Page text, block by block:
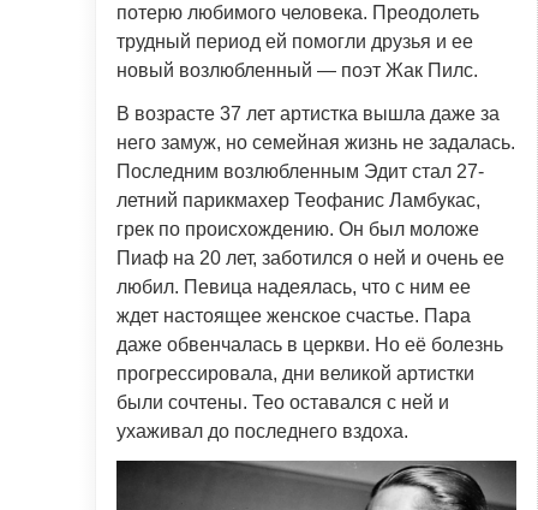
потерю любимого человека. Преодолеть
трудный период ей помогли друзья и ее
новый возлюбленный — поэт Жак Пилс.
В возрасте 37 лет артистка вышла даже за
него замуж, но семейная жизнь не задалась.
Последним возлюбленным Эдит стал 27-
летний парикмахер Теофанис Ламбукас,
грек по происхождению. Он был моложе
Пиаф на 20 лет, заботился о ней и очень ее
любил. Певица надеялась, что с ним ее
ждет настоящее женское счастье. Пара
даже обвенчалась в церкви. Но её болезнь
прогрессировала, дни великой артистки
были сочтены. Тео оставался с ней и
ухаживал до последнего вздоха.